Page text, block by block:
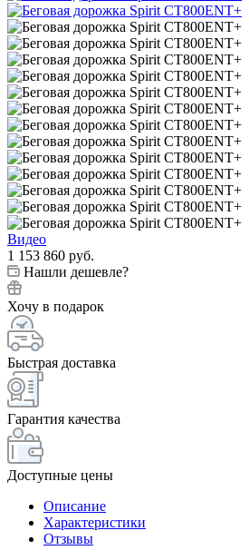
Видео
1 153 860 руб.
Нашли дешевле?
Хочу в подарок
Быстрая доставка
Гарантия качества
Доступные цены
Описание
Характеристики
Отзывы